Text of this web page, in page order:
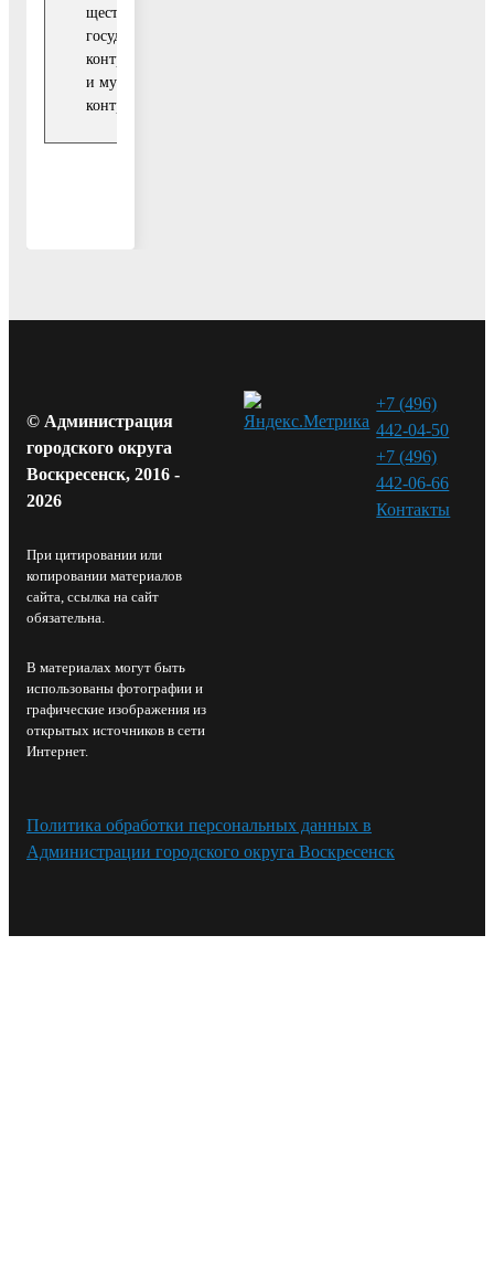
ществлении
государственного
контроля (надзора)
и муниципального
контроля»
© Администрация
городского округа
Воскресенск, 2016 -
2026
При цитировании или
копировании материалов
сайта, ссылка на сайт
обязательна.
В материалах могут быть
использованы фотографии и
графические изображения из
открытых источников в сети
Интернет.
+7 (496)
442-04-50
+7 (496)
442-06-66
Контакты⁠
Политика обработки персональных данных в
Администрации городского округа Воскресенск